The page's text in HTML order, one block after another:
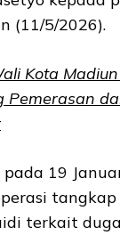
(11/5/2026).
Kota
Pemerasan
19
terkait